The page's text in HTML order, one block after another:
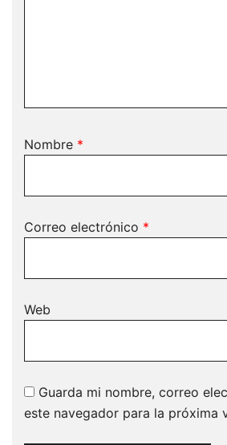
Nombre *
Correo electrónico *
Web
Guarda mi nombre, correo
este navegador para la próxima